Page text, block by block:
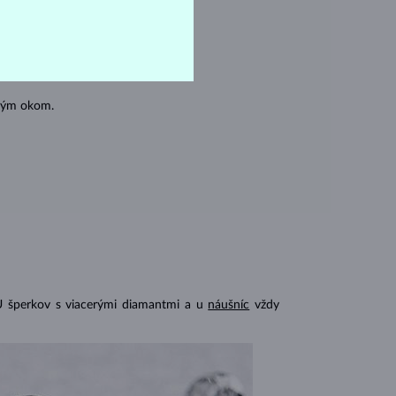
okom.
šperkov s viacerými diamantmi a u náušníc vždy